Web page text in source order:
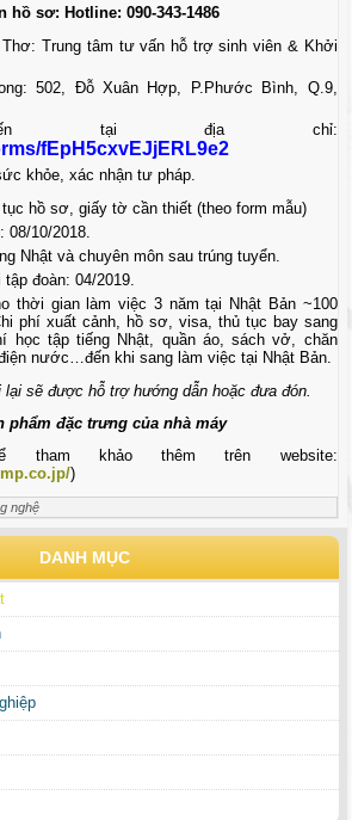
hồ sơ: Hotline: 090-343-1486
Trung tâm tư vấn hỗ trợ sinh viên & Khởi
502, Đỗ Xuân Hợp, P.Phước Bình, Q.9,
tại địa chỉ:
fEpH5cxvEJjERL9e2
khỏe, xác nhận tư pháp.
tục hồ sơ, giấy tờ cần thiết (theo form mẫu)
08/10/2018.
Nhật và chuyên môn sau trúng tuyển.
đoàn: 04/2019.
thời gian làm việc 3 năm tại Nhật Bản ~100
phí xuất cảnh, hồ sơ, visa, thủ tục bay sang
học tập tiếng Nhật, quần áo, sách vở, chăn
nước…đến khi sang làm việc tại Nhật Bản.
sẽ được hỗ trợ hướng dẫn hoặc đưa đón.
phẩm đặc trưng của nhà máy
khảo thêm trên website:
)
nghệ
DANH MỤC